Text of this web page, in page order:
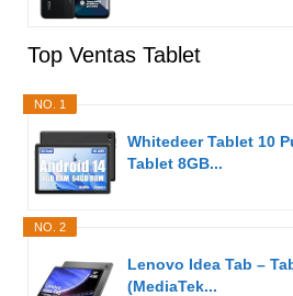
Top Ventas Tablet
NO. 1
Whitedeer Tablet 10
Tablet 8GB...
NO. 2
Lenovo Idea Tab –
(MediaTek...